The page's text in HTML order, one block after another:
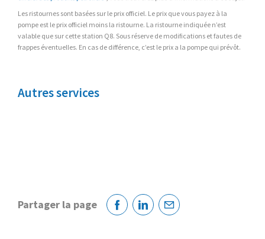
Les ristournes sont basées sur le prix officiel. Le prix que vous payez à la
pompe est le prix officiel moins la ristourne. La ristourne indiquée n’est
valable que sur cette station Q8. Sous réserve de modifications et fautes de
frappes éventuelles. En cas de différence, c’est le prix a la pompe qui prévôt.
Autres services
Partager la page
FacebookLinkedinCourriel